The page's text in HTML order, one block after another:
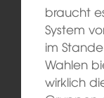
braucht
System
im
Wahlen
wirklich